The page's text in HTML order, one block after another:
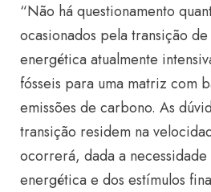
“Não há questionamento
ocasionados pela transição
energética atualmente
fósseis para uma matriz com
emissões de carbono. As
transição residem na
ocorrerá, dada a necessidade
energética e dos estímulos